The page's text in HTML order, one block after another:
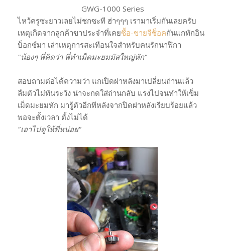
GWG-1000 Series
ไหว้ครูซะยาวเลยไม่ชกซะที ฮ่าๆๆๆ เรามาเริ่มกันเลยครับ
เหตุเกิดจากลูกค้าขาประจำที่เคยซื้อ-ขายจีช็อคกันแกทักอิน
บ็อกซ์มา เล่าเหตุการสะเทือนใจสำหรับคนรักนาฬิกา
"น้องๆ พี่คิดว่า พี่ทำเม็ดมะยมมัสใหญ่หัก"
สอบถามต่อได้ความว่า แกเปิดฝาหลังมาเปลี่ยนถ่านแล้ว
ลืมตัวไม่ทันระวัง น่าจะกดใส่ถ่านกลับ แรงไปจนทำให้เข็ม
เม็ดมะยมหัก มารู้ตัวอีกทีหลังจากปิดฝาหลังเรียบร้อยแล้ว
พอจะตั้งเวลา ตั้งไม่ได้
"เอาไปดูให้พี่หน่อย"